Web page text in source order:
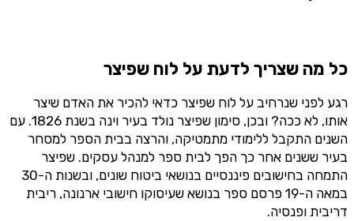
כל מה שצריך לדעת על לוח שפיצר
רגע לפני שנרחיב על לוח שפיצר כדאי להכיר את האדם שיצר
אותו, לא ככה? ובכן, סימון שפיצר נולד בעיר וינה בשנת 1826. עם
השנים התקבל ללימודי מתמטיקה, והרצה בבית הספר למסחר
בעיר ששנים אחר כך הפך לבית ספר למנהל עסקים. שפיצר
התמחה בחישובים פיננסיים בנושאי ביטוח שונים, ובשנות ה-30
במאה ה-19 פרסם ספר בנושא שעיסוקו חישובי ארנונה, ריבית
דריבית ופנסיה.